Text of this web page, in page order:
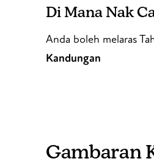
Di Mana Nak
Anda boleh melaras
Kandungan
Gambaran